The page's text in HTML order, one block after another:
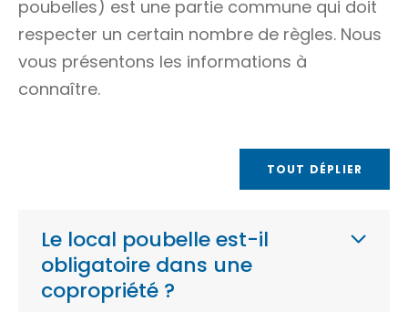
poubelles) est une partie commune qui doit
respecter un certain nombre de règles. Nous
vous présentons les informations à
connaître.
TOUT DÉPLIER
Le local poubelle est-il
obligatoire dans une
copropriété ?